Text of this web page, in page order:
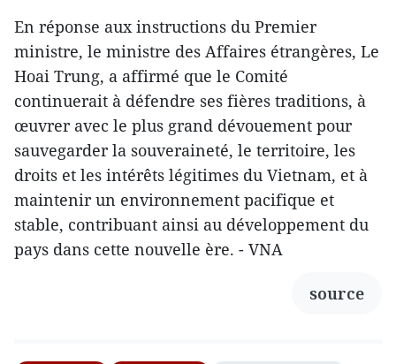
En réponse aux instructions du Premier
ministre, le ministre des Affaires étrangères, Le
Hoai Trung, a affirmé que le Comité
continuerait à défendre ses fières traditions, à
œuvrer avec le plus grand dévouement pour
sauvegarder la souveraineté, le territoire, les
droits et les intérêts légitimes du Vietnam, et à
maintenir un environnement pacifique et
stable, contribuant ainsi au développement du
pays dans cette nouvelle ère. - VNA
source